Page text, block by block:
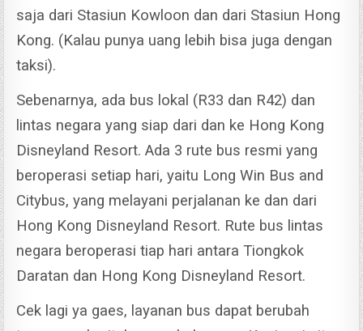
saja dari Stasiun Kowloon dan dari Stasiun Hong
Kong. (Kalau punya uang lebih bisa juga dengan
taksi).
Sebenarnya, ada bus lokal (R33 dan R42) dan
lintas negara yang siap dari dan ke Hong Kong
Disneyland Resort. Ada 3 rute bus resmi yang
beroperasi setiap hari, yaitu Long Win Bus and
Citybus, yang melayani perjalanan ke dan dari
Hong Kong Disneyland Resort. Rute bus lintas
negara beroperasi tiap hari antara Tiongkok
Daratan dan Hong Kong Disneyland Resort.
Cek lagi ya gaes, layanan bus dapat berubah